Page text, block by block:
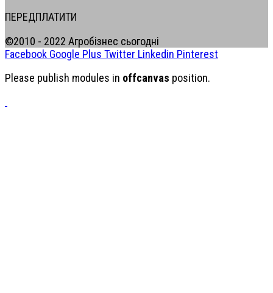
ПЕРЕДПЛАТИТИ
©2010 - 2022 Агробізнес сьогодні
Facebook Google Plus Twitter Linkedin Pinterest
Please publish modules in offcanvas position.